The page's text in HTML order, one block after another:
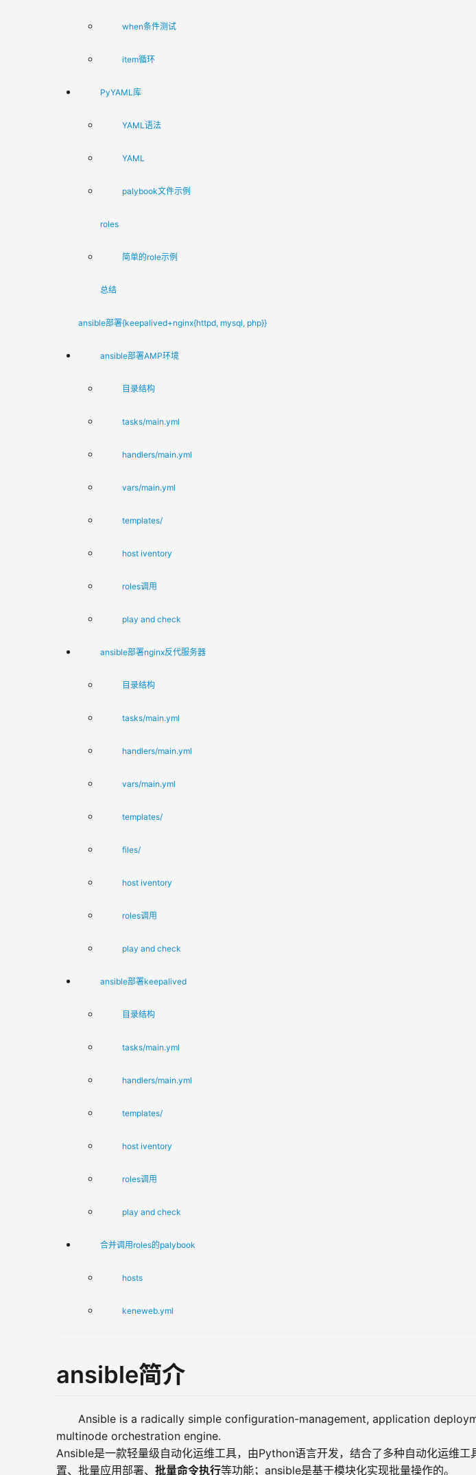
when条件测试
item循环
PyYAML库
YAML语法
YAML
palybook文件示例
roles
简单的role示例
总结
ansible部署{keepalived+nginx{httpd, mysql, php}}
ansible部署AMP环境
目录结构
tasks/main.yml
handlers/main.yml
vars/main.yml
templates/
host iventory
roles调用
play and check
ansible部署nginx反代服务器
目录结构
tasks/main.yml
handlers/main.yml
vars/main.yml
templates/
files/
host iventory
roles调用
play and check
ansible部署keepalived
目录结构
tasks/main.yml
handlers/main.yml
templates/
host iventory
roles调用
play and check
合并调用roles的palybook
hosts
keneweb.yml
ansible简介
Ansible is a radically simple configuration-management, application
multinode orchestration engine.
Ansible是一款轻量级自动化运维工具，由Python语言开发，结合了多种自动化运维工
置、批量应用部署、 批量命令执行等功能；ansible是基于模块化实现批量操作的。